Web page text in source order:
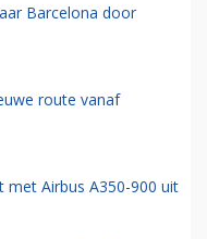
Barcelona door
route vanaf
met Airbus A350-900 uit